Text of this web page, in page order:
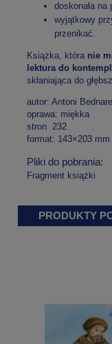
doskonała
wyjątkowy
przenikać.
Książka, która nie
lektura do
skłaniająca do
autor: Antoni
oprawa: miękka
stron 232
format: 143×203 mm
Pliki do pobrania:
Fragment książki
PRODUKTY